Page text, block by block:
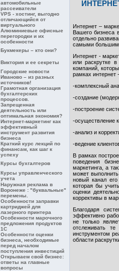
автомобильные
рассеиватели
VPS - хостинг, выгодно
отличающийся от
виртуального
Алюминиевые офисные
перегородки и их
особенности
Букмекеры – кто они?
Виктория и ее секреты
Городские новости
Иваново – из разных
источников!
Грамотная организация
бухгалтерских
процессов.
Запрещенная
деятельность или
оптимальная экономия?
Интернет-маркетинг как
эффективный
инструмент развития
бизнеса
Краткий курс лекций по
финансам, как шаг к
успеху
Курсы бухгалтеров
Курсы управленческого
учета
Наружная реклама в
Воронеже : "буквальные"
перемены.
Особенности заправки
картриджей для
лазерного принтера
Особенности марочного
предложения продуктов
1С
Особенности оценки
бизнеса, необходимые
перед началом
поступления инвестиций
Открываем свой бизнес:
ответы на главные
вопросы
Интернет –
Вашего бизнеса
отдельно
самыми
Интернет -
или раскрутке
компаний,
рамках интернет
-комплексный
-создание
-построение
-осуществление
-анализ и
-ведение
В рамках
поведения
маркетинга, а
может выполнить
новый канал
которая бы
оценки
коррективы в
Благодаря
эффективно
не только
отслеживать
инструментом
области